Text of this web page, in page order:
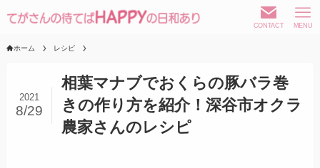
CONTACT MENU
ホーム レシピ
相葉マナブでおくらの豚バラ巻
きの作り方を紹介！深谷市オクラ
農家さんのレシピ
2021
8/29